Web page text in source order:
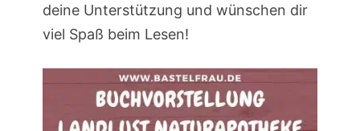
deine Unterstützung und wünschen dir
viel Spaß beim Lesen!